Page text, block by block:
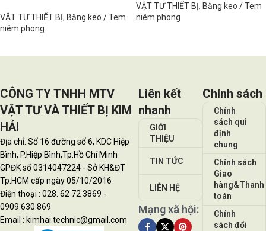
VẬT TƯ THIẾT BỊ, Băng keo / Tem
niêm phong
VẬT TƯ THIẾT BỊ, Băng keo / Tem
niêm phong
CÔNG TY TNHH MTV
VẬT TƯ VÀ THIẾT BỊ KIM
HẢI
Địa chỉ: Số 16 đường số 6, KDC Hiệp
Bình, P.Hiệp Bình,Tp.Hồ Chí Minh
GPĐK số 0314047224 - Sở KH&ĐT
Tp.HCM cấp ngày 05/10/2016
Điện thoại : 028. 62 72 3869 -
0909.630.869
Email : kimhai.technic@gmail.com
Liên kết
nhanh
GIỚI
THIỆU
TIN TỨC
LIÊN HỆ
Mạng xã hội:
Chính sách
Chính
sách qui
định
chung
Chính sách
Giao
hàng&Thanh
toán
Chính
sách đổi